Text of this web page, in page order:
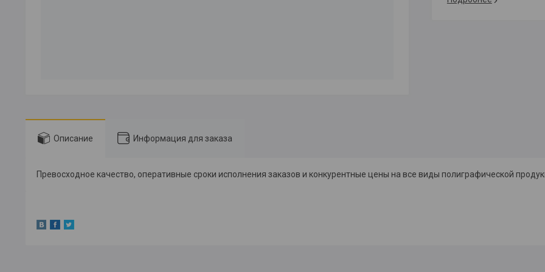
Описание Информация для заказа
Превосходное качество, оперативные сроки исполнения заказов и конкурентные цены на все виды полиграфической